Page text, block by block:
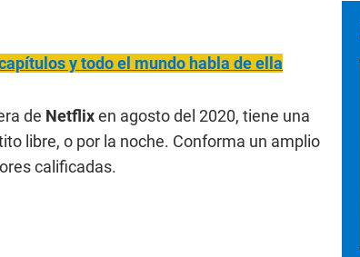
y todo el mundo habla de ella
de Netflixen agosto del 2020, tiene una
libre, o por la noche. Conforma un amplio
calificadas.